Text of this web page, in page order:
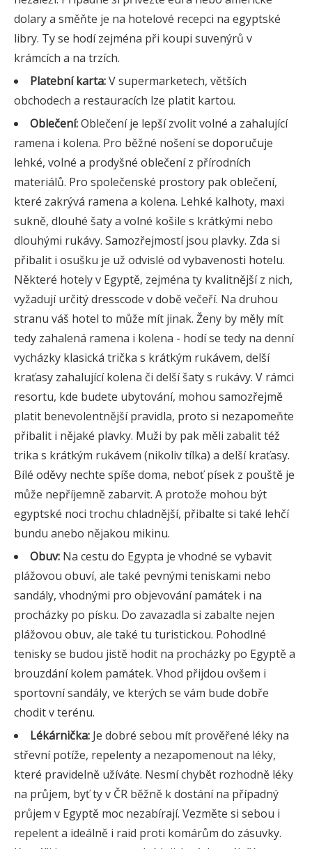
dolary a směňte je na hotelové recepci na egyptské
libry. Ty se hodí zejména při koupi suvenýrů v
krámcích a na trzích.
Platební karta:V supermarketech, větších
obchodech a restauracích lze platit kartou.
Oblečení:Oblečení je lepší zvolit volné a zahalující
ramena i kolena. Pro běžné nošení se doporučuje
lehké, volné a prodyšné oblečení z přírodních
materiálů. Pro společenské prostory pak oblečení,
které zakrývá ramena a kolena. Lehké kalhoty, maxi
sukně, dlouhé šaty a volné košile s krátkými nebo
dlouhými rukávy. Samozřejmostí jsou plavky. Zda si
přibalit i osušku je už odvislé od vybavenosti hotelu.
Některé hotely v Egyptě, zejména ty kvalitnější z nich,
vyžadují určitý dresscode v době večeří. Na druhou
stranu váš hotel to může mít jinak. Ženy by měly mít
tedy zahalená ramena i kolena - hodí se tedy na denní
vycházky klasická trička s krátkým rukávem, delší
kraťasy zahalující kolena či delší šaty s rukávy. V rámci
resortu, kde budete ubytování, mohou samozřejmě
platit benevolentnější pravidla, proto si nezapomeňte
přibalit i nějaké plavky. Muži by pak měli zabalit též
trika s krátkým rukávem (nikoliv tílka) a delší kraťasy.
Bílé oděvy nechte spíše doma, neboť písek z pouště je
může nepříjemně zabarvit. A protože mohou být
egyptské noci trochu chladnější, přibalte si také lehčí
bundu anebo nějakou mikinu.
Obuv: Na cestu do Egypta je vhodné se vybavit
plážovou obuví, ale také pevnými teniskami nebo
sandály, vhodnými pro objevování památek i na
procházky po písku. Do zavazadla si zabalte nejen
plážovou obuv, ale také tu turistickou. Pohodlné
tenisky se budou jistě hodit na procházky po Egyptě a
brouzdání kolem památek. Vhod přijdou ovšem i
sportovní sandály, ve kterých se vám bude dobře
chodit v terénu.
Lékárnička: Je dobré sebou mít prověřené léky na
střevní potíže, repelenty a nezapomenout na léky,
které pravidelně užíváte. Nesmí chybět rozhodně léky
na průjem, byť ty v ČR běžně k dostání na případný
průjem v Egyptě moc nezabírají. Vezměte si sebou i
repelent a ideálně i raid proti komárům do zásuvky.